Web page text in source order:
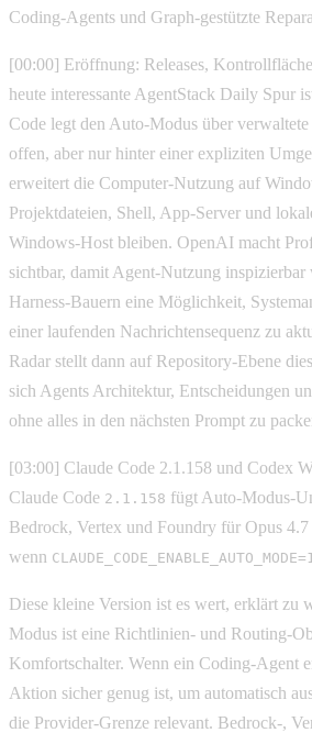
Coding-Agents und Graph-gestützte
[00:00] Eröffnung: Releases,
heute interessante AgentStack Daily Spur
Code legt den Auto-Modus über
offen, aber nur hinter einer expliziten
erweitert die Computer-Nutzung auf
Projektdateien, Shell, App-Server und
Windows-Host bleiben. OpenAI macht
sichtbar, damit Agent-Nutzung
Harness-Bauern eine Möglichkeit,
einer laufenden Nachrichtensequenz zu
Radar stellt dann auf Repository-Ebene
sich Agents Architektur, Entscheidungen
ohne alles in den nächsten Prompt zu
[03:00] Claude Code 2.1.158 und Codex
Claude Code 2.1.158 fügt Auto-Modus-
Bedrock, Vertex und Foundry für Opus
wenn CLAUDE_CODE_ENABLE_AUTO_MODE=1
Diese kleine Version ist es wert, erklärt zu
Modus ist eine Richtlinien- und Routing-
Komfortschalter. Wenn ein Coding-Agent
Aktion sicher genug ist, um automatisch
die Provider-Grenze relevant. Bedrock-,